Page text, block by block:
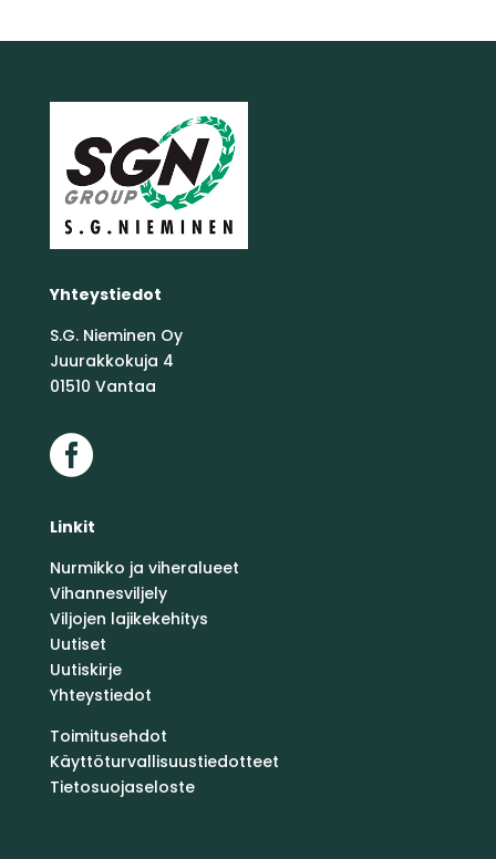
Yhteystiedot
S.G. Nieminen Oy
Juurakkokuja 4
01510 Vantaa

Linkit
Nurmikko ja viheralueet
Vihannesviljely
Viljojen lajikekehitys
Uutiset
Uutiskirje
Yhteystiedot
Toimitusehdot
Käyttöturvallisuustiedotteet
Tietosuojaseloste